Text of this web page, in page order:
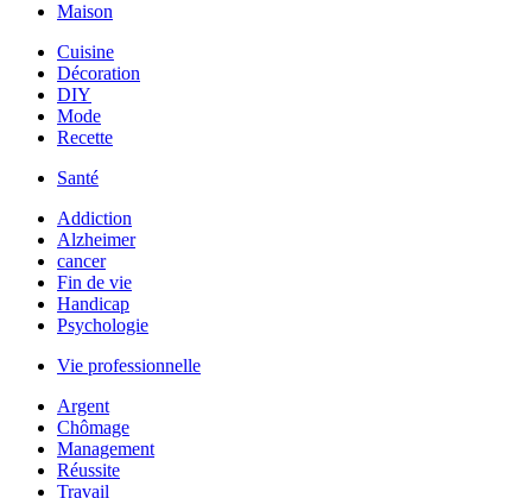
Maison
Cuisine
Décoration
DIY
Mode
Recette
Santé
Addiction
Alzheimer
cancer
Fin de vie
Handicap
Psychologie
Vie professionnelle
Argent
Chômage
Management
Réussite
Travail